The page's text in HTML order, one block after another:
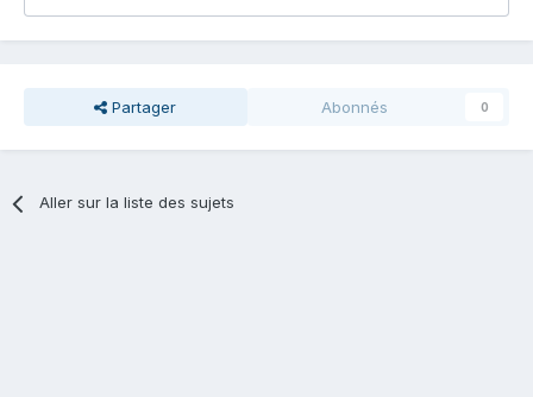
Partager Abonnés 0
Aller sur la liste des sujets